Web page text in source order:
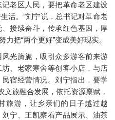
老区人民，要把革命老区建设
活。”刘宁说，总书记对革命老
接续奋斗，传承红色基因，厚
把“两个更好”变成美好现实。
光旖旎，吸引众多游客前来游
、老家寒舍等创客小店，与店
宿经营情况。刘宁指出，要学
文旅融合发展，依托资源禀赋，
旅游，让乡亲们的日子越过越
宁、王凯察看产品展示、油茶